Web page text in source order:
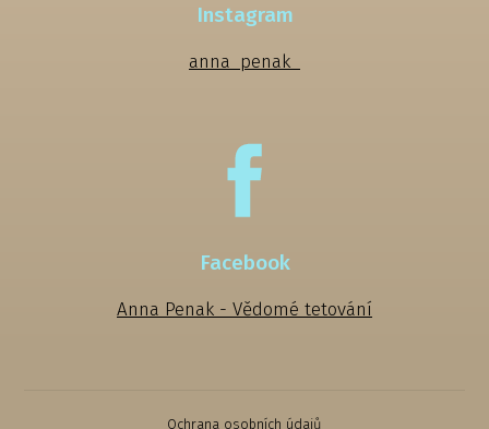
Instagram
anna_penak_
Facebook
Anna Penak - Vědomé tetování
Ochrana osobních údajů